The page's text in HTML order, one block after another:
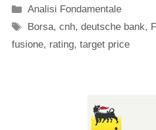
Categorie
Analisi Fondamentale
Tag
Borsa,cnh,deutsche bank,
fusione, rating, target price